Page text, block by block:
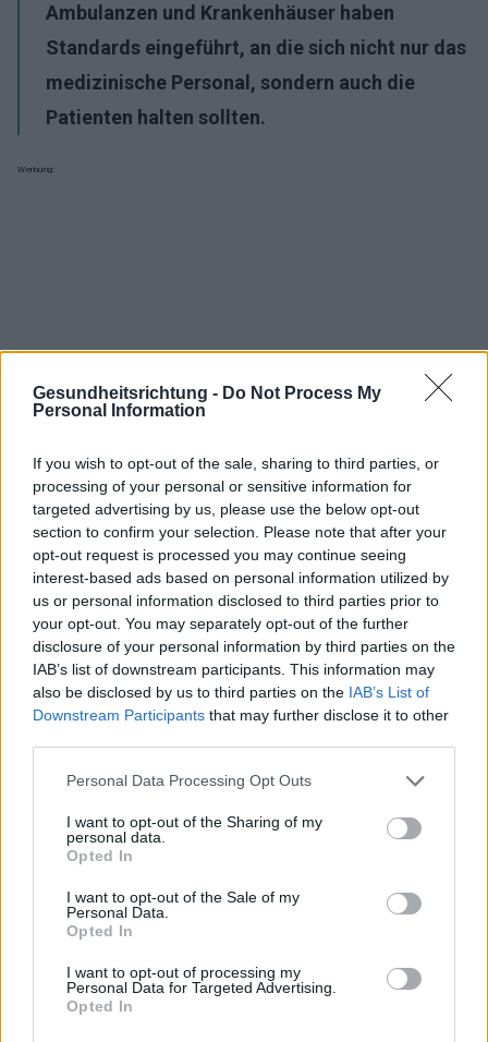
Gesundheitsrichtung - Do Not Process My
Personal Information
If you wish to opt-out of the sale, sharing to third parties, or
processing of your personal or sensitive information for
targeted advertising by us, please use the below opt-out
section to confirm your selection. Please note that after your
opt-out request is processed you may continue seeing
interest-based ads based on personal information utilized by
us or personal information disclosed to third parties prior to
your opt-out. You may separately opt-out of the further
disclosure of your personal information by third parties on the
IAB’s list of downstream participants. This information may
also be disclosed by us to third parties on the IAB’s List of
Downstream Participants that may further disclose it to other
Please note that this website/app uses one or more Google
not limited to your visit or usage behaviour. You may click to
grant or deny consent to Google and its third-party tags to
use your data for below specified purposes in below Google
consent section.
Personal Data Processing Opt Outs
I want to opt-out of the Sharing of my
personal data.
Opted In
I want to opt-out of the Sale of my
Personal Data.
Opted In
I want to opt-out of processing my
Personal Data for Targeted Advertising.
Opted In
Ambulanzen und Krankenhäuser haben
Standards eingeführt, an die sich nicht nur das
medizinische Personal, sondern auch die
Patienten halten sollten.
Werbung:
Interessant? Teilen sie es auf Facebook!
Möchten Sie auf dem Laufenden bleiben?
Folgen Sie uns auf
Goo gle
News
ZUGEHÖRIG
Sehen Sie es auch auf
polskim
Quellen